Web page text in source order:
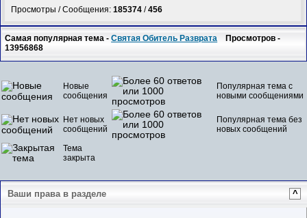
Просмотры / Сообщения:185374 /456
Самая популярная тема -Святая Обитель Разврата Просмотров -
13956868
Новые
сообщения
Популярная тема с
новыми сообщениями
Нет новых
сообщений
Популярная тема без
новых сообщений
Тема
закрыта
Ваши права в разделе ^